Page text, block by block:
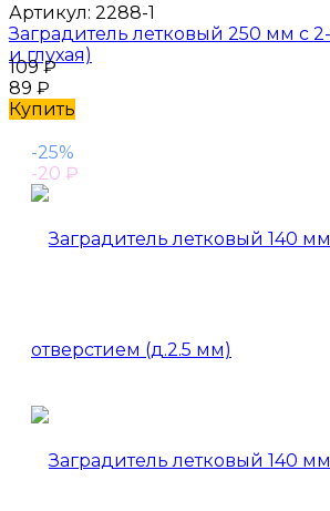
Артикул: 2288-1
Заградитель летковый 250 мм с
и глухая)
109₽
89 ₽
Купить
-25%
-20 ₽